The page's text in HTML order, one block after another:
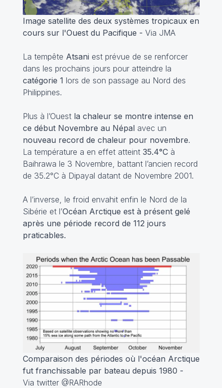
Image satellite des deux systèmes tropicaux en
cours sur l'Ouest du Pacifique - Via JMA
La tempête Atsani est prévue de se renforcer
dans les prochains jours pour atteindre la
catégorie 1 lors de son passage au Nord des
Philippines.
Plus à l’Ouestla chaleur se montre intense en
ce début Novembre au Népalavec un
nouveau record de chaleur pour novembre.
La température a en effet atteint 35.4°Cà
Baihrawa le 3 Novembre, battant l’ancien record
de 35.2°C à Dipayal datant de Novembre 2001.
A l’inverse, le froid envahit enfin le Nord de la
Sibérie et l’Océan Arctique est à présent gelé
après une période record de 112 jours
praticables.
Comparaison des périodes où l'océan Arctique
fut franchissable par bateau depuis 1980 -
Via twitter @RARhode